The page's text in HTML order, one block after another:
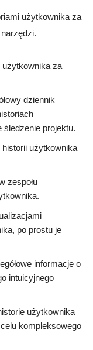
użytkownika za
użytkownika za
dziennik
projektu.
użytkownika
zespołu
po prostu je
informacje o
intuicyjnego
użytkownika
kompleksowego